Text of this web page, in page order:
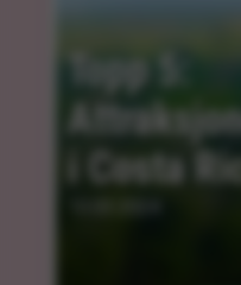
Topp 5:
i Costa